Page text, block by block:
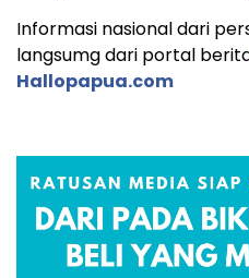
Informasi nasional dari
langsumg dari portal
Hallopapua.com